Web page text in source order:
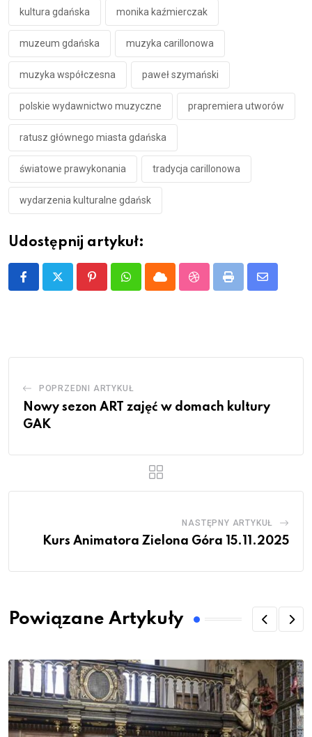
kultura gdańska monika kaźmierczak
muzeum gdańska muzyka carillonowa
muzyka współczesna paweł szymański
polskie wydawnictwo muzyczne prapremiera utworów
ratusz głównego miasta gdańska
światowe prawykonania tradycja carillonowa
wydarzenia kulturalne gdańsk
Udostępnij artykuł:
PinterestWhatsappCloud StumbleUpon
Print
Share
POPRZEDNI ARTYKUŁ
Nowy sezon ART zajęć w domach kultury
GAK
NASTĘPNY ARTYKUŁ
Kurs Animatora Zielona Góra 15.11.2025
Powiązane Artykuły